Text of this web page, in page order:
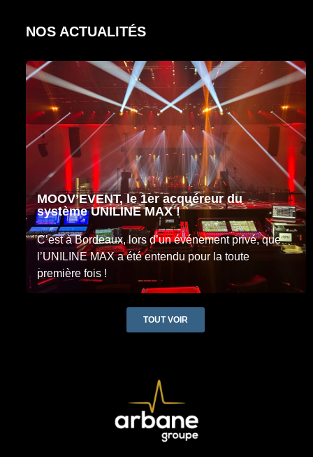
NOS ACTUALITÉS
MOOV’EVENT, le 1er acquéreur du
système UNILINE MAX !
C’est à Bordeaux, lors d’un événement privé, que
l’UNILINE MAX a été entendu pour la toute
première fois !
TOUT VOIR